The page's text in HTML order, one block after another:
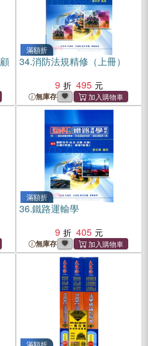
滿額折
34.消防法規精修（上冊）
9
495
無庫存
滿額折
36.鐵路運輸學
9
405
無庫存
滿額折